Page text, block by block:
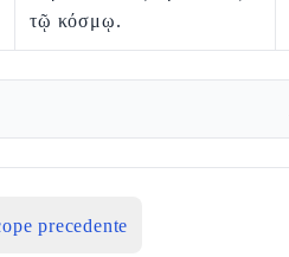
τῷ κόσμῳ.
precedente